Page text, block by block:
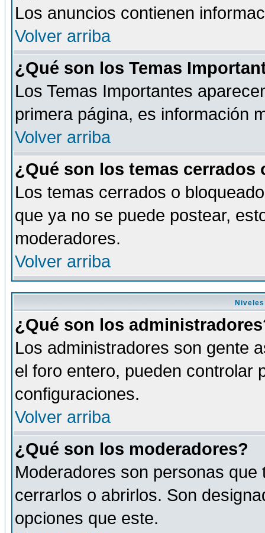
Los anuncios contienen
Volver arriba
¿Qué son los Temas
Los Temas Importantes
primera página, es información
Volver arriba
¿Qué son los temas cerrados
Los temas cerrados o
que ya no se puede postear,
moderadores.
Volver arriba
¿Qué son los
Los administradores son gente
el foro entero, pueden controlar
configuraciones.
Volver arriba
¿Qué son los moderadores?
Moderadores son personas
cerrarlos o abrirlos. Son
opciones que este.